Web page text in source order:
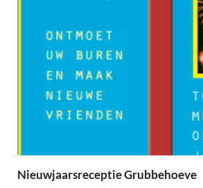
Nieuwjaarsreceptie Grubbehoeve